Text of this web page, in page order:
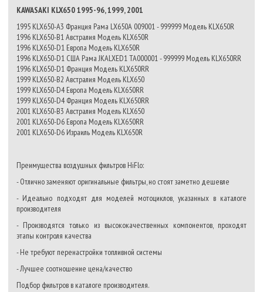
KAWASAKI KLX650 1995-96, 1999, 2001
1995 KLX650-A3 Франция Рама LX650A 009001 - 999999 Модель KLX650R
1996 KLX650-B1 Австралия Модель KLX650R
1996 KLX650-D1 Европа Модель KLX650R
1996 KLX650-D1 США Рама JKALXED1 TA000001 - 999999 Модель KLX650RR
1996 KLX650-D1 Франция Модель KLX650RR
1999 KLX650-B2 Австралия Модель KLX650
1999 KLX650-D4 Европа Модель KLX650RR
1999 KLX650-D4 Франция Модель KLX650RR
2001 KLX650-B3 Австралия Модель KLX650
2001 KLX650-D6 Европа Модель KLX650RR
2001 KLX650-D6 Израиль Модель KLX650R
Преимущества воздушных фильтров HiFlo:
- Отлично заменяют оригинальные фильтры, но стоят заметно дешевле
- Идеально подходят для моделей мотоциклов, указанных в каталоге
производителя
- Производятся только из высококачественных компонентов, проходят
этапы контроля качества
- Не требуют перенастройки топливной системы
- Лучшее соотношение цена/качество
Подбор фильтров в каталоге производителя.